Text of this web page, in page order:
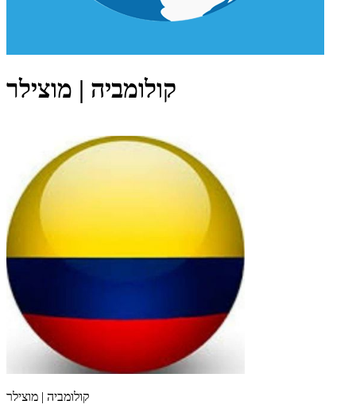
קולומביה | מוצילר
קולומביה | מוצילר